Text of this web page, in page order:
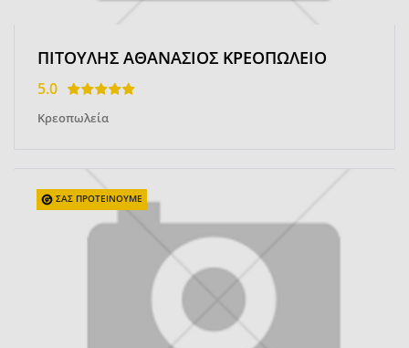
ΠΙΤΟΥΛΗΣ ΑΘΑΝΑΣΙΟΣ ΚΡΕΟΠΩΛΕΙΟ
5.0
Κρεοπωλεία
ΣΑΣ ΠΡΟΤΕΙΝΟΥΜΕ